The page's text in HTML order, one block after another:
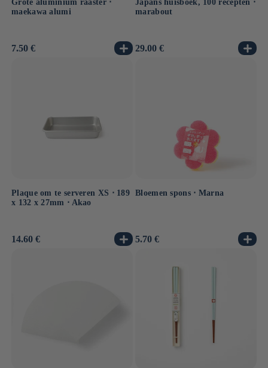
Grote aluminium raaster ⋅
maekawa alumi
Normale
7.50 €
Japans huisboek, 100 recepten ⋅
marabout
Normale
29.00 €
Plaque om te serveren XS ⋅ 189
x 132 x 27mm ⋅ Akao
Normale
14.60 €
Bloemen spons ⋅ Marna
Normale
5.70 €